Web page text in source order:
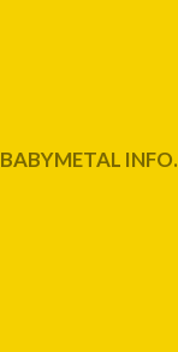
BABYMETAL INFO.